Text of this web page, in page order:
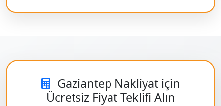
Gaziantep Nakliyat için
Ücretsiz Fiyat Teklifi Alın